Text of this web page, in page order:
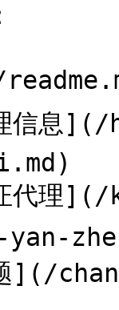
理信
代理
](/